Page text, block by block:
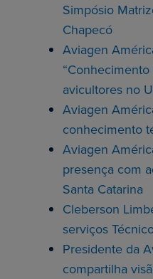
Simpósio
Chapecó
Aviagen
avicultores no
Aviagen
conhecimento
Aviagen
presença com
Santa Catarina
Cleberson
serviços
Presidente da
compartilha